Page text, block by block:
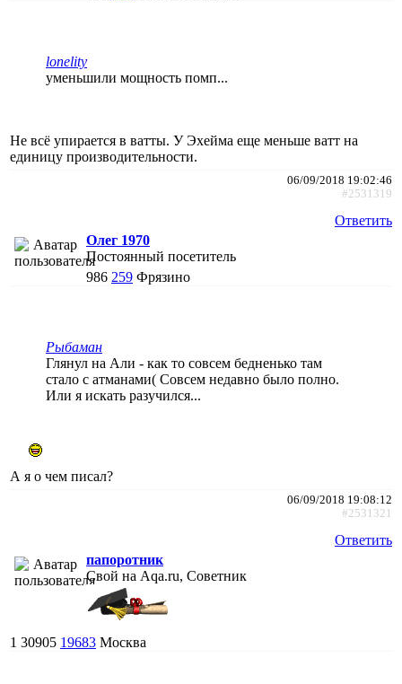
lonelity
уменьшили мощность помп...
Не всё упирается в ватты. У Эхейма еще меньше ватт на
единицу производительности.
06/09/2018 19:02:46
#2531319
Ответить
Олег 1970
Постоянный посетитель
986 259 Фрязино
Рыбаман
Глянул на Али - как то совсем бедненько там
стало с атманами( Совсем недавно было полно.
Или я искать разучился...
А я о чем писал?
06/09/2018 19:08:12
#2531321
Ответить
папоротник
Свой на Aqa.ru, Советник
1 30905 19683 Москва